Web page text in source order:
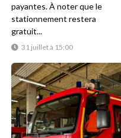
31 juillet à 15:00
payantes. À noter que le
stationnement restera
gratuit...